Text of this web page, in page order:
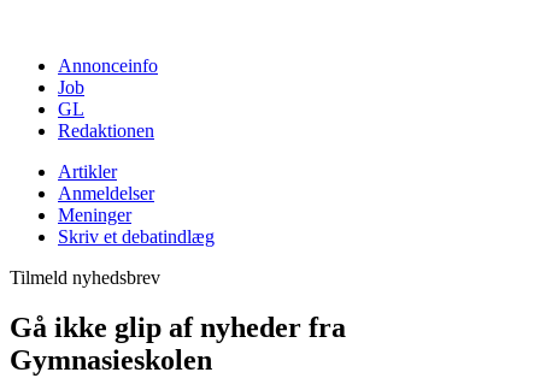
Annonceinfo
Job
GL
Redaktionen
Artikler
Anmeldelser
Meninger
Skriv et debatindlæg
Tilmeld nyhedsbrev
Gå ikke glip af nyheder fra
Gymnasieskolen